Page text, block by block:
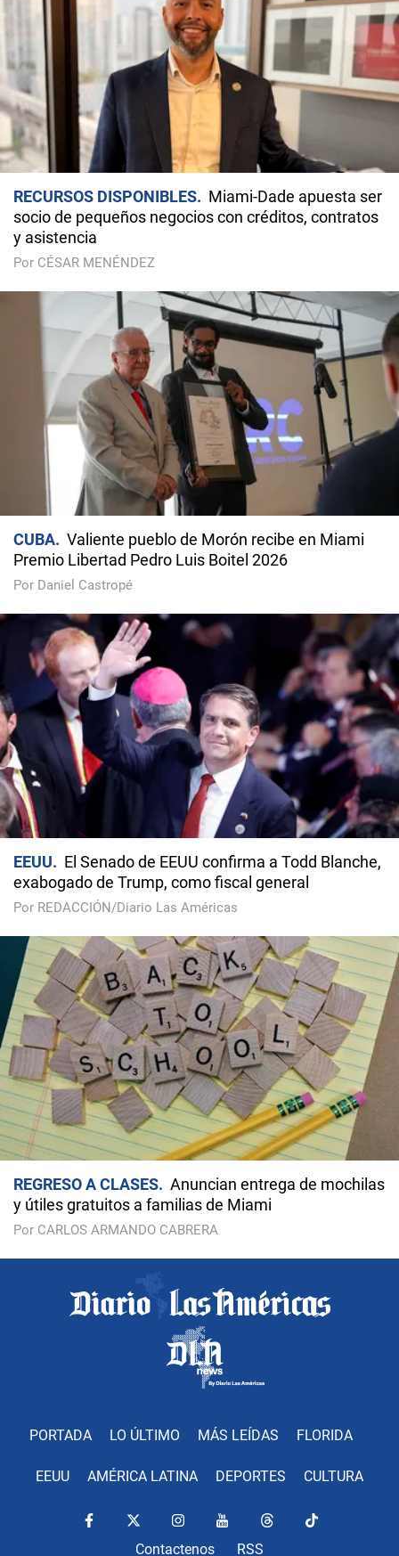
RECURSOS DISPONIBLES
Miami-Dade apuesta ser
socio de pequeños negocios con créditos, contratos
y asistencia
Por CÉSAR MENÉNDEZ
CUBA
Valiente pueblo de Morón recibe en Miami
Premio Libertad Pedro Luis Boitel 2026
Por Daniel Castropé
EEUU
El Senado de EEUU confirma a Todd Blanche,
exabogado de Trump, como fiscal general
Por REDACCIÓN/Diario Las Américas
REGRESO A CLASES
Anuncian entrega de mochilas
y útiles gratuitos a familias de Miami
Por CARLOS ARMANDO CABRERA
PORTADA LO ÚLTIMO MÁS LEÍDAS FLORIDA
EEUU AMÉRICA LATINA DEPORTES CULTURA
Contactenos RSS